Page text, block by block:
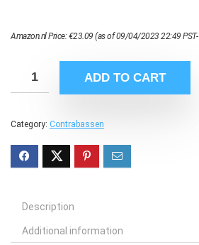
Amazon.nl Price:€23.09 (as of 09/04/2023 22:49 PST-
ADD TO CART
Category: Contrabassen
Description
Additional information